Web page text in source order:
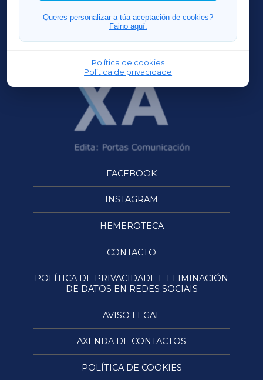
Queres personalizar a túa aceptación de cookies?
Faino aquí.
Política de cookies
Política de privacidade
FERROLXA
OURENSEXA
FACEBOOK
INSTAGRAM
HEMEROTECA
CONTACTO
POLÍTICA DE PRIVACIDADE E ELIMINACIÓN
DE DATOS EN REDES SOCIAIS
AVISO LEGAL
AXENDA DE CONTACTOS
POLÍTICA DE COOKIES